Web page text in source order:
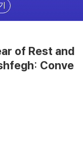
of Rest and
Conve